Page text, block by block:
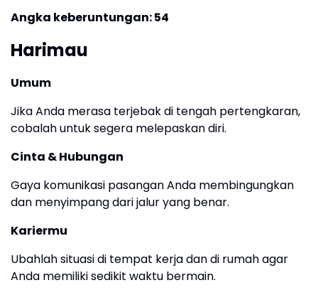
Angka keberuntungan: 54
Harimau
Umum
Jika Anda merasa terjebak di tengah pertengkaran,
cobalah untuk segera melepaskan diri.
Cinta & Hubungan
Gaya komunikasi pasangan Anda membingungkan
dan menyimpang dari jalur yang benar.
Kariermu
Ubahlah situasi di tempat kerja dan di rumah agar
Anda memiliki sedikit waktu bermain.